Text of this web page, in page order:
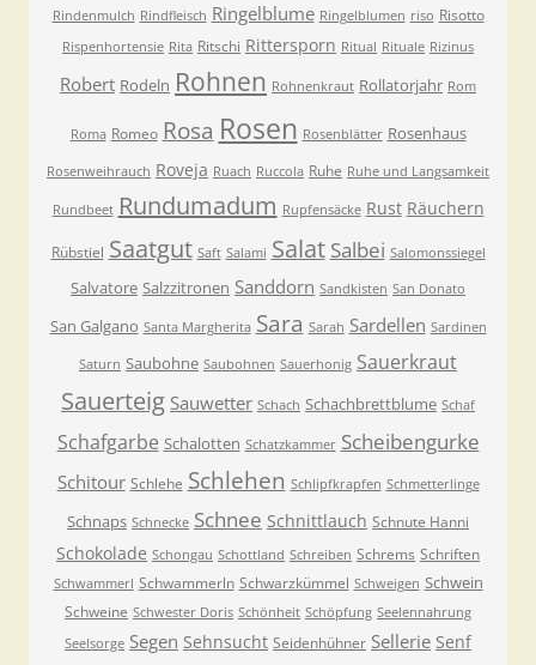
Rindenmulch Rindfleisch Ringelblume Ringelblumen riso Risotto
Rispenhortensie Rita Ritschi Rittersporn Ritual Rituale Rizinus
Robert Rodeln Rohnen Rohnenkraut Rollatorjahr Rom
Roma Romeo Rosa Rosen Rosenblätter Rosenhaus
Rosenweihrauch Roveja Ruach Ruccola Ruhe Ruhe und Langsamkeit
Rundbeet Rundumadum Rupfensäcke Rust Räuchern
Rübstiel Saatgut Saft Salami Salat Salbei Salomonssiegel
Salvatore Salzzitronen Sanddorn Sandkisten San Donato
San Galgano Santa Margherita Sara Sarah Sardellen Sardinen
Saturn Saubohne Saubohnen Sauerhonig Sauerkraut
Sauerteig Sauwetter Schach Schachbrettblume Schaf
Schafgarbe Schalotten Schatzkammer Scheibengurke
Schitour Schlehe Schlehen Schlipfkrapfen Schmetterlinge
Schnaps Schnecke Schnee Schnittlauch Schnute Hanni
Schokolade Schongau Schottland Schreiben Schrems Schriften
Schwammerl Schwammerln Schwarzkümmel Schweigen Schwein
Schweine Schwester Doris Schönheit Schöpfung Seelennahrung
Seelsorge Segen Sehnsucht Seidenhühner Sellerie Senf